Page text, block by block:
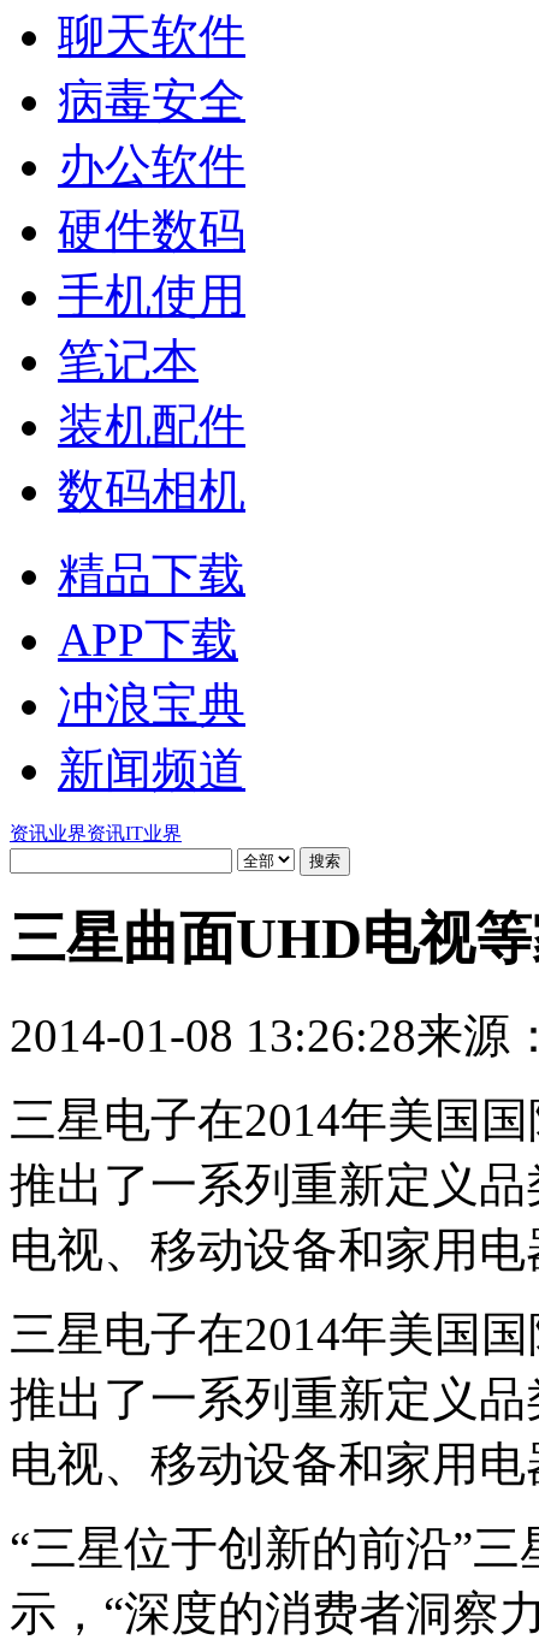
聊天软件
病毒安全
办公软件
硬件数码
手机使用
笔记本
装机配件
数码相机
精品下载
APP下载
冲浪宝典
新闻频道
资讯业界资讯IT业界
三星曲面UHD电视
2014-01-08 13:26:28来源
三星电子在2014年美国
推出了一系列重新定义
电视、移动设备和家用
三星电子在2014年美国
推出了一系列重新定义
电视、移动设备和家用
“三星位于创新的前沿”
示，“深度的消费者洞察